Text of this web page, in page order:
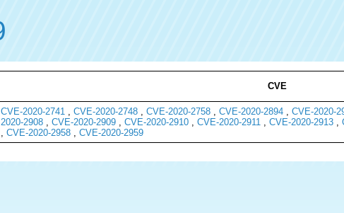
CVE
CVE-2020-2741, CVE-2020-2748, CVE-2020-2758, CVE-2020-2894, CVE-2020-
2020-2908, CVE-2020-2909, CVE-2020-2910, CVE-2020-2911, CVE-2020-2913,
, CVE-2020-2958, CVE-2020-2959